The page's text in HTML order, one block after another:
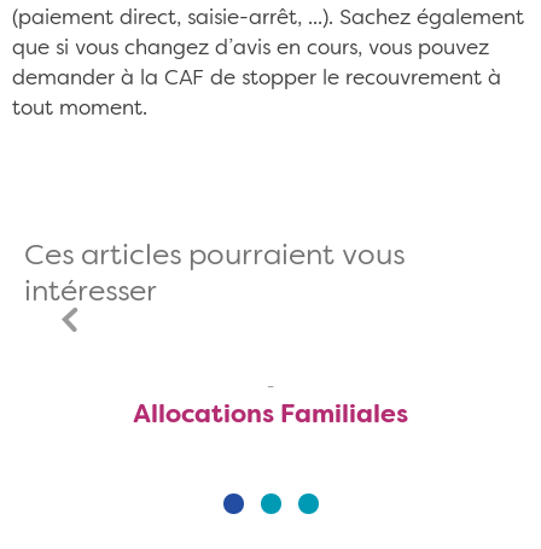
(paiement direct, saisie-arrêt, ...). Sachez également
que si vous changez d’avis en cours, vous pouvez
demander à la CAF de stopper le recouvrement à
tout moment.
Ces articles pourraient vous
intéresser
Allocations Familiales